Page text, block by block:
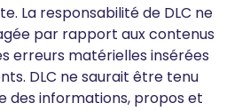
La responsabilité de DLC ne
par rapport aux contenus
erreurs matérielles insérées
DLC ne saurait être tenu
des informations, propos et